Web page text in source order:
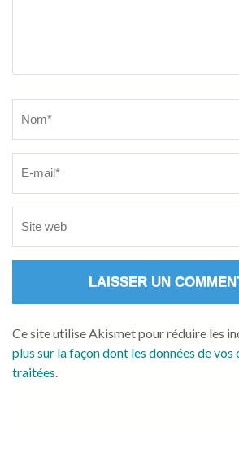
Ce site utilise Akismet pour réduire les
plus sur la façon dont les données de
traitées